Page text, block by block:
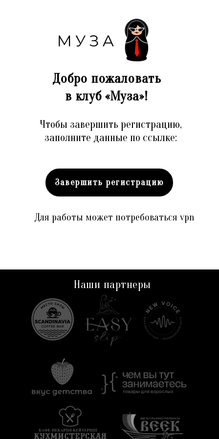
Добро пожаловать
в клуб «Муза»!
Чтобы завершить регистрацию,
заполните данные по ссылке:
Завершить регистрацию
Для работы может потребоваться vpn
Наши партнеры